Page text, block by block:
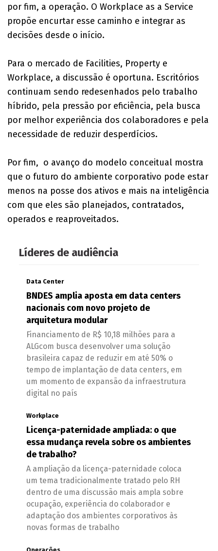
por fim, a operação. O Workplace as a Service
propõe encurtar esse caminho e integrar as
decisões desde o início.
Para o mercado de Facilities, Property e
Workplace, a discussão é oportuna. Escritórios
continuam sendo redesenhados pelo trabalho
híbrido, pela pressão por eficiência, pela busca
por melhor experiência dos colaboradores e pela
necessidade de reduzir desperdícios.
Por fim, o avanço do modelo conceitual mostra
que o futuro do ambiente corporativo pode estar
menos na posse dos ativos e mais na inteligência
com que eles são planejados, contratados,
operados e reaproveitados.
Líderes de audiência
Data Center
BNDES amplia aposta em data centers
nacionais com novo projeto de
arquitetura modular
Financiamento de R$ 10,18 milhões para a
ALGcom busca desenvolver uma solução
brasileira capaz de reduzir em até 50% o
tempo de implantação de data centers, em
um momento de expansão da infraestrutura
digital no país
Workplace
Licença-paternidade ampliada: o que
essa mudança revela sobre os ambientes
de trabalho?
A ampliação da licença-paternidade coloca
um tema tradicionalmente tratado pelo RH
dentro de uma discussão mais ampla sobre
ocupação, experiência do colaborador e
adaptação dos ambientes corporativos às
novas formas de trabalho